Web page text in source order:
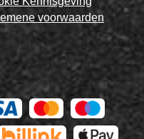
voorwaarden